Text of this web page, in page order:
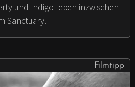
und Indigo leben inzwischen
Sanctuary.
Filmtipp